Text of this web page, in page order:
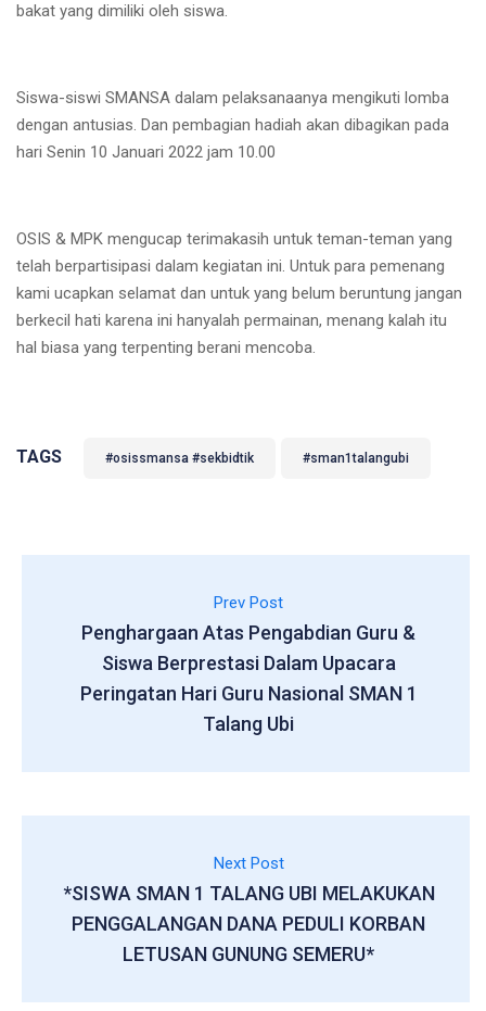
bakat yang dimiliki oleh siswa.
Siswa-siswi SMANSA dalam pelaksanaanya mengikuti lomba
dengan antusias. Dan pembagian hadiah akan dibagikan pada
hari Senin 10 Januari 2022 jam 10.00
OSIS & MPK mengucap terimakasih untuk teman-teman yang
telah berpartisipasi dalam kegiatan ini. Untuk para pemenang
kami ucapkan selamat dan untuk yang belum beruntung jangan
berkecil hati karena ini hanyalah permainan, menang kalah itu
hal biasa yang terpenting berani mencoba.
TAGS #osissmansa #sekbidtik #sman1talangubi
Prev Post
Penghargaan Atas Pengabdian Guru &
Siswa Berprestasi Dalam Upacara
Peringatan Hari Guru Nasional SMAN 1
Talang Ubi
Next Post
*SISWA SMAN 1 TALANG UBI MELAKUKAN
PENGGALANGAN DANA PEDULI KORBAN
LETUSAN GUNUNG SEMERU*